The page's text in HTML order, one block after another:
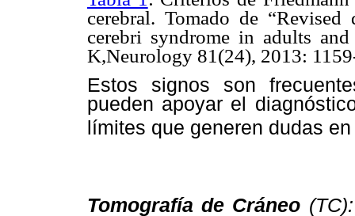
cerebral. Tomado de
cerebri syndrome in adults
K,Neurology 81(24), 2013:
Estos signos son
pueden apoyar el
límites que generen dudas
Tomografía de Cráneo